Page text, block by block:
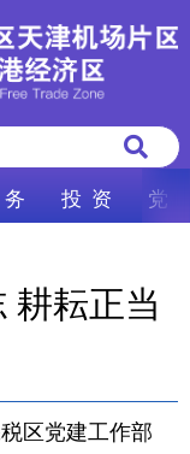
投 资 党
耕耘正当
区党建工作部